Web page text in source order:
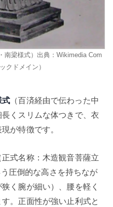
南梁様式）出典：Wikimedia Com
クドメイン）
式 （百済経由で伝わった中
くスリムな体つきで、衣
が特徴です。
正式名称：木造観音菩薩立
圧倒的な高さを持ちなが
く腕が細い）、腰を軽く
。正面性が強い止利式と